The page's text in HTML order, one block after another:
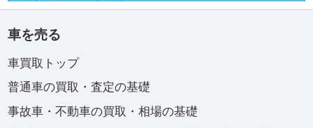
車を売る
車買取トップ
普通車の買取・査定の基礎
事故車・不動車の買取・相場の基礎